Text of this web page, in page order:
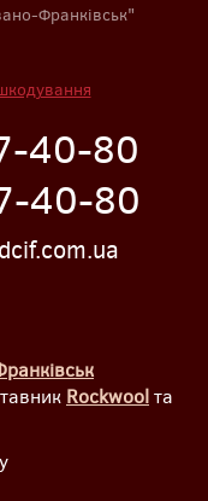
Франківськ"
40-80
40-80
Rockwoolта